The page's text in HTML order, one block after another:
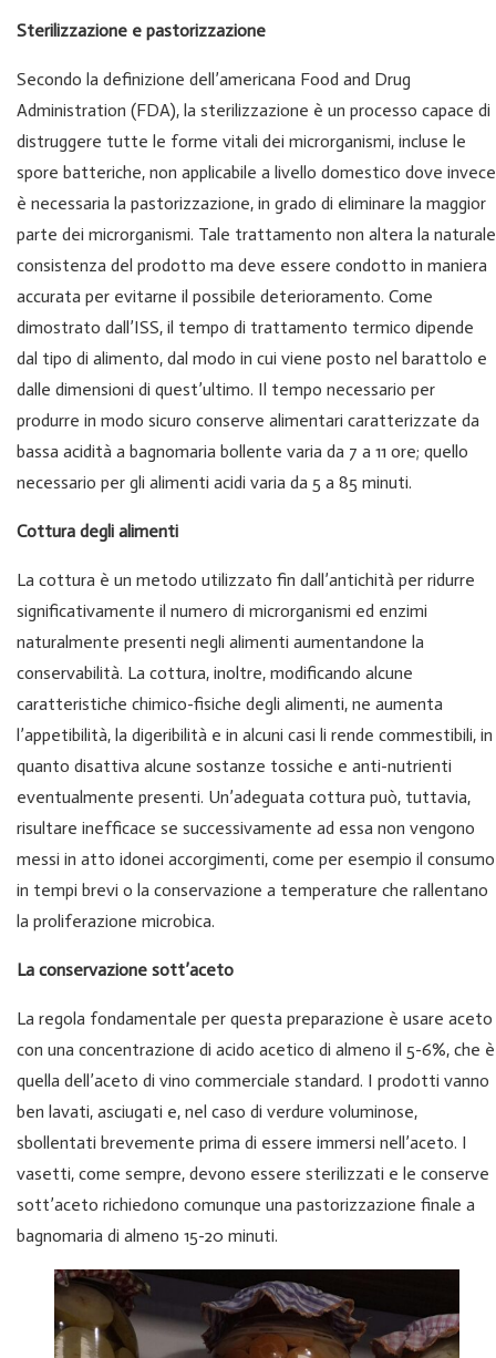
Sterilizzazione e pastorizzazione
Secondo la definizione dell’americana Food and Drug
Administration (FDA), la sterilizzazione è un processo capace di
distruggere tutte le forme vitali dei microrganismi, incluse le
spore batteriche, non applicabile a livello domestico dove invece
è necessaria la pastorizzazione, in grado di eliminare la maggior
parte dei microrganismi. Tale trattamento non altera la naturale
consistenza del prodotto ma deve essere condotto in maniera
accurata per evitarne il possibile deterioramento. Come
dimostrato dall’ISS, il tempo di trattamento termico dipende
dal tipo di alimento, dal modo in cui viene posto nel barattolo e
dalle dimensioni di quest’ultimo. Il tempo necessario per
produrre in modo sicuro conserve alimentari caratterizzate da
bassa acidità a bagnomaria bollente varia da 7 a 11 ore; quello
necessario per gli alimenti acidi varia da 5 a 85 minuti.
Cottura degli alimenti
La cottura è un metodo utilizzato fin dall’antichità per ridurre
significativamente il numero di microrganismi ed enzimi
naturalmente presenti negli alimenti aumentandone la
conservabilità. La cottura, inoltre, modificando alcune
caratteristiche chimico-fisiche degli alimenti, ne aumenta
l’appetibilità, la digeribilità e in alcuni casi li rende commestibili, in
quanto disattiva alcune sostanze tossiche e anti-nutrienti
eventualmente presenti. Un’adeguata cottura può, tuttavia,
risultare inefficace se successivamente ad essa non vengono
messi in atto idonei accorgimenti, come per esempio il consumo
in tempi brevi o la conservazione a temperature che rallentano
la proliferazione microbica.
La conservazione sott’aceto
La regola fondamentale per questa preparazione è usare aceto
con una concentrazione di acido acetico di almeno il 5-6%, che è
quella dell’aceto di vino commerciale standard. I prodotti vanno
ben lavati, asciugati e, nel caso di verdure voluminose,
sbollentati brevemente prima di essere immersi nell’aceto. I
vasetti, come sempre, devono essere sterilizzati e le conserve
sott’aceto richiedono comunque una pastorizzazione finale a
bagnomaria di almeno 15-20 minuti.